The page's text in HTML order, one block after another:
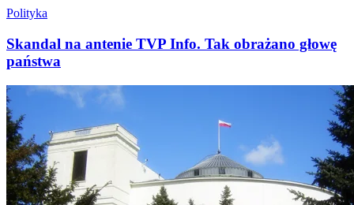
Polityka
Skandal na antenie TVP Info. Tak obrażano głowę
państwa